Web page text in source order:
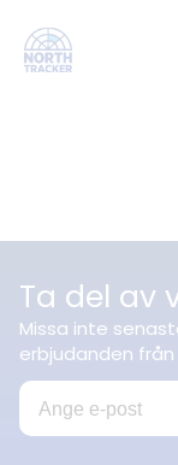
Ta del av
Missa inte
erbjudanden från